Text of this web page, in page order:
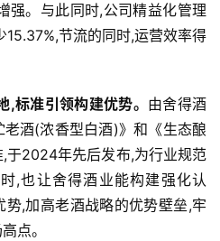
强。与此同时,公司精益化管理
节流的同时,运营效率得
,标准引领构建优势。 由舍得酒
酒(浓香型白酒)》和《生态酿
于2024年先后发布,为行业规范
,也让舍得酒业能构建强化认
,加高老酒战略的优势壁垒,牢
点。